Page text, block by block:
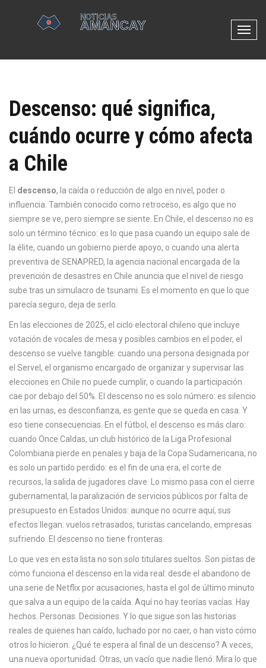
N
v
i
ó
a
l
a
Descenso: qué significa,
cuándo ocurre y cómo afecta
a Chile
El descenso, la caída o reducción de algo en nivel, poder o
influencia . También conocido como retroceso, es algo que no
siempre se ve, pero siempre se siente . En Chile, el descenso no es
solo un término técnico: es lo que pasa cuando un equipo sale de
la élite, cuando un gobierno pierde apoyo, o cuando una alerta
preventiva de SENAPRED, la agencia nacional encargada de la
prevención de desastres en Chile anuncia que el nivel de riesgo
sube tras un simulacro de tsunami. Es el momento en que lo que
parecía seguro, deja de serlo.
En las elecciones de 2025, el ciclo electoral chileno que incluye
votación de vocales de mesa y posibles cambios en el poder, el
descenso se vuelve tangible: cuando una persona designada por
el Servel , el organismo encargado de organizar y supervisar las
elecciones en Chile no puede cumplir, o cuando la participación
cae por debajo del 50%. El descenso no es solo número: es silencio
en las urnas, es desconfianza, es gente que se queda en casa. Y
eso tiene consecuencias. En el fútbol, el descenso es más claro:
cuando Once Caldas, un club histórico de la Liga Profesional
Colombiana pierde en penales y baja de la Copa Sudamericana, no
es solo un partido perdido: es el fin de una era, el corte de
recursos, la salida de jugadores clave. Lo mismo pasa con el cierre
gubernamental , la paralización de servicios públicos por falta de
presupuesto en Estados Unidos: aunque no ocurre aquí, sus
efectos llegan: vuelos retrasados, turistas cancelando, empresas
sufriendo. El descenso no tiene fronteras.
Lo que ves en esta lista no son solo titulares sueltos. Son pistas de
cómo funciona el descenso en la vida real: desde el abandono de
una serie de Netflix por acusaciones, hasta el gol de último minuto
que salva a un equipo de la caída. Aquí no hay teorías vacías. Hay
hechos. Personas. Decisiones. Y lo que sigue son las historias
reales de quienes han caído, luchado por no caer, o han visto cómo
otros lo hicieron. ¿Qué te espera al final de un descenso? A veces,
una nueva oportunidad. Otras, un vacío que nadie llenó. Mira lo que